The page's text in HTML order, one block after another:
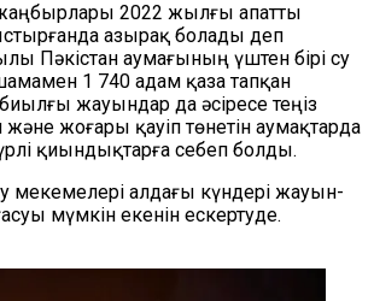
2022 жылғы апатты
азырақ болады деп
Пәкістан аумағының үштен бірі су
1 740 адам қаза тапқан
жауындар да әсіресе теңіз
жоғары қауіп төнетін аумақтарда
қиындықтарға себеп болды.
мекемелері алдағы күндері жауын-
мүмкін екенін ескертуде.